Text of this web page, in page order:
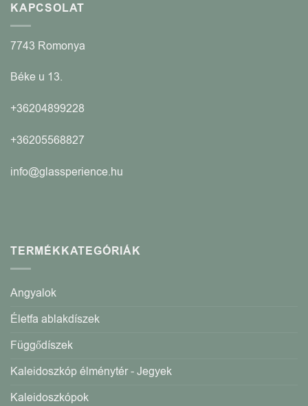
KAPCSOLAT
7743 Romonya
Béke u 13.
+36204899228
+36205568827
info@glassperience.hu
TERMÉKKATEGÓRIÁK
Angyalok
Életfa ablakdíszek
Függődíszek
Kaleidoszkóp élménytér - Jegyek
Kaleidoszkópok